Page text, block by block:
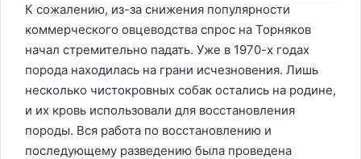
К сожалению, из-за снижения популярности
коммерческого овцеводства спрос на Торняков
начал стремительно падать. Уже в 1970-х годах
порода находилась на грани исчезновения. Лишь
несколько чистокровных собак остались на родине,
и их кровь использовали для восстановления
породы. Вся работа по восстановлению и
последующему разведению была проведена